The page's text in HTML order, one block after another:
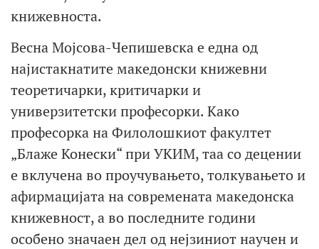
книжевноста.
Весна Мојсова-Чепишевска е една од
најистакнатите македонски книжевни
теоретичарки, критичарки и
универзитетски професорки. Како
професорка на Филолошкиот факултет
„Блаже Конески“ при УКИМ, таа со децении
е вклучена во проучувањето, толкувањето и
афирмацијата на современата македонска
книжевност, а во последните години
особено значаен дел од нејзиниот научен и